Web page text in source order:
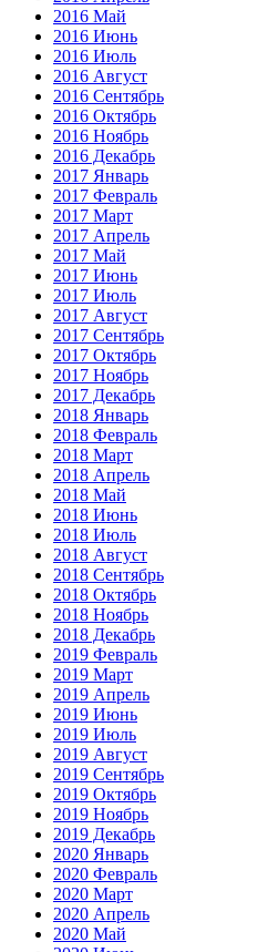
2016 Май
2016 Июнь
2016 Июль
2016 Август
2016 Сентябрь
2016 Октябрь
2016 Ноябрь
2016 Декабрь
2017 Январь
2017 Февраль
2017 Март
2017 Апрель
2017 Май
2017 Июнь
2017 Июль
2017 Август
2017 Сентябрь
2017 Октябрь
2017 Ноябрь
2017 Декабрь
2018 Январь
2018 Февраль
2018 Март
2018 Апрель
2018 Май
2018 Июнь
2018 Июль
2018 Август
2018 Сентябрь
2018 Октябрь
2018 Ноябрь
2018 Декабрь
2019 Февраль
2019 Март
2019 Апрель
2019 Июнь
2019 Июль
2019 Август
2019 Сентябрь
2019 Октябрь
2019 Ноябрь
2019 Декабрь
2020 Январь
2020 Февраль
2020 Март
2020 Апрель
2020 Май